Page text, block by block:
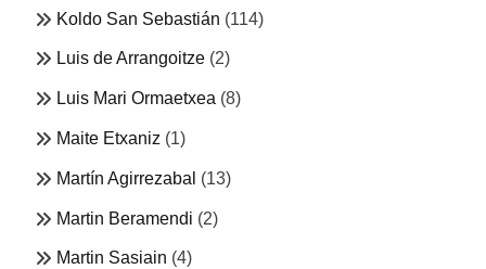
Koldo San Sebastián (114)
Luis de Arrangoitze (2)
Luis Mari Ormaetxea (8)
Maite Etxaniz (1)
Martín Agirrezabal (13)
Martin Beramendi (2)
Martin Sasiain (4)